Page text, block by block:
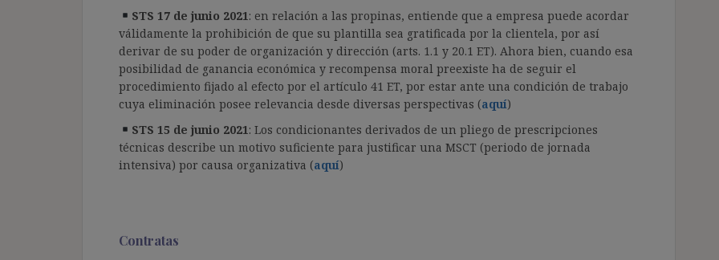
STS 17 de junio 2021: en relación a las propinas, entiende que a empresa puede acordar
válidamente la prohibición de que su plantilla sea gratificada por la clientela, por así
derivar de su poder de organización y dirección (arts. 1.1 y 20.1 ET). Ahora bien, cuando esa
posibilidad de ganancia económica y recompensa moral preexiste ha de seguir el
procedimiento fijado al efecto por el artículo 41 ET, por estar ante una condición de trabajo
cuya eliminación posee relevancia desde diversas perspectivas (aquí)
STS 15 de junio 2021: Los condicionantes derivados de un pliego de prescripciones
técnicas describe un motivo suficiente para justificar una MSCT (periodo de jornada
intensiva) por causa organizativa (aquí)
Contratas